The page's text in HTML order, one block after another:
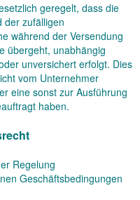
geregelt, dass die
der zufälligen
während der Versendung
übergeht, unabhängig
unversichert erfolgt. Dies
vom Unternehmer
eine sonst zur Ausführung
haben.
Regelung
Geschäftsbedingungen